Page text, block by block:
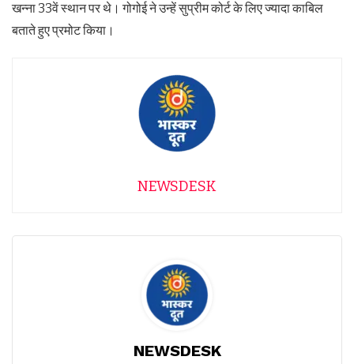
खन्ना 33वें स्थान पर थे। गोगोई ने उन्हें सुप्रीम कोर्ट के लिए ज्यादा काबिल
बताते हुए प्रमोट किया।
NEWSDESK
NEWSDESK